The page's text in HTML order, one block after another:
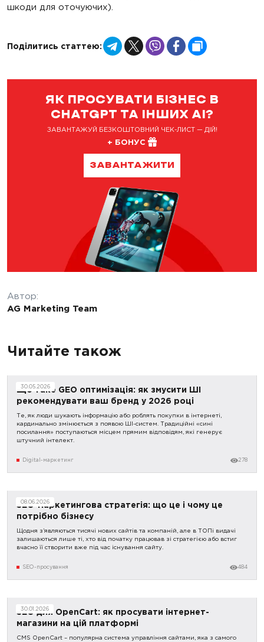
шкоди для оточуючих).
Поділитись статтею: Telegram
X Viber Facebook
ЯК ПРОСУВАТИ БІЗНЕС В
CHATGPT ТА ІНШИХ AI?
ЗАВАНТАЖУЙ БЕЗКОШТОВНИЙ ЧЕК-ЛИСТ — ДІЙ!
+ БОНУС
ЗАВАНТАЖИТИ
Автор:
AG Marketing Team
Читайте також
30.05.2026
Що таке GEO оптимізація: як змусити ШІ
рекомендувати ваш бренд у 2026 році
Те, як люди шукають інформацію або роблять покупки в інтернеті,
кардинально змінюється з появою ШІ-систем. Традиційні «сині
посилання» поступаються місцем прямим відповідям, які генерує
штучний інтелект.
Digital-маркетинг 278
08.06.2026
SEO-маркетингова стратегія: що це і чому це
потрібно бізнесу
Щодня з’являються тисячі нових сайтів та компаній, але в ТОПі видачі
залишаються лише ті, хто від початку працював зі стратегією або встиг
вчасно її створити вже під час існування сайту.
SEO-просування 484
30.01.2026
SEO для OpenCart: як просувати інтернет-
магазини на цій платформі
CMS OpenCart – популярна система управління сайтами, яка з самого